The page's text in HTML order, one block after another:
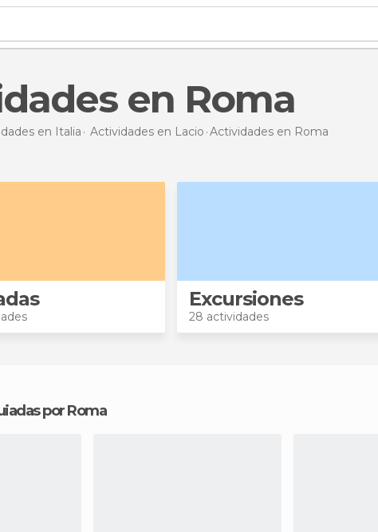
en Roma
en Italia Actividades en Lacio Actividades en Roma
Excursiones
28 actividades
por Roma